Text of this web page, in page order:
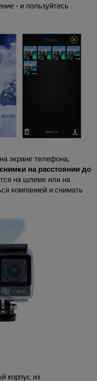
- и пользуйтесь
экране телефона,
на расстоянии до
на шлеме или на
компанией и снимать
корпус из